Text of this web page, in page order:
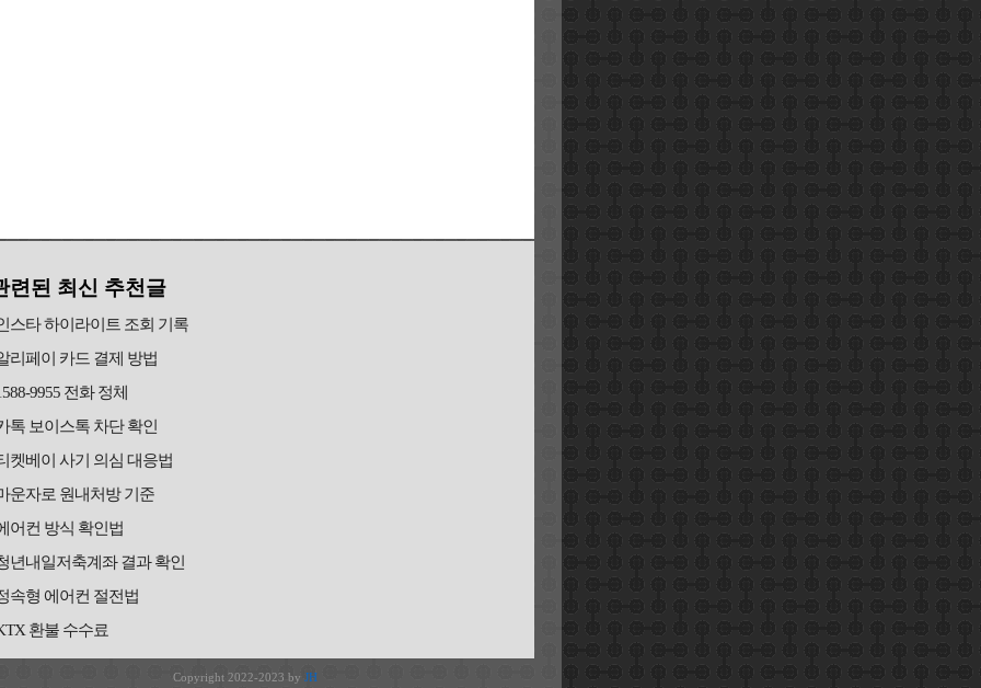
련된 최신 추천글
스타 하이라이트 조회 기록
리페이 카드 결제 방법
9955 전화 정체
톡 보이스톡 차단 확인
켓베이 사기 의심 대응법
운자로 원내처방 기준
어컨 방식 확인법
년내일저축계좌 결과 확인
속형 에어컨 절전법
환불 수수료
Copyright 2022-2023 by JH